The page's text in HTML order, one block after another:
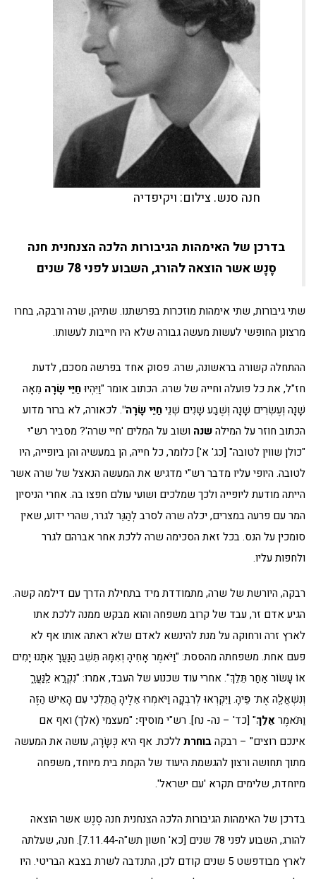
חנה סנש. צילום: ויקיפדיה
בדרכן של האימהות הגיבורות הלכה הצנחנית חנה
סֶנֶש אשר הוצאה להורג, השבוע לפני 78 שנים
שתי גיבורות, שתי אימהות מוזכרות בפרשתנו. שתיהן, שרה ורבקה, בחרו
מרצונן החופשי לעשות מעשה גבורה שלא היו חייבות לעשותו.
ההתחלה קשורה בראשונה, שרה. פסוק אחד בפרשה מסכם, לדעת
חז"ל, את כל פועלה וחייה של שרה. הכתוב אומר "וַיִּהְיוּחַיֵּי שָׂרָה מֵאָה
שָׁנָה וְעֶשְׂרִים שָׁנָה וְשֶׁבַע שָׁנִים שְׁנֵיחַיֵּי שָׂרָה". לכאורה, לא ברור מדוע
הכתוב חוזר על המילהשנה ושוב על המלים 'חיי שרה'? מסביר רש"י
"כולן שווין לטובה" [כג' א'] כלומר, כל חייה, הן במעשיה והן ביופייה, היו
לטובה. היופי עליו מדבר רש"י מדגיש את המעשה הנאצל של שרה אשר
הייתה מודעת ליופייה ולכך שמלכים ושועי עולם חפצו בה. אחרי הניסיון
המר עם פרעה במצרים, יכלה שרה לסרב לְהַגֵּר לגרר, שהרי ידוע, שאין
סומכין על הנס. בכל זאת הסכימה שרה ללכת אחר אברהם לגרר
ולחפות עליו.
רבקה, היורשת של שרה, מתמודדת מיד בתחילת הדרך עם דילמה קשה.
הגיע אדם זר, עבד של קרוב משפחה והוא מבקש ממנה ללכת אתו
לארץ זרה ורחוקה על מנת להינשא לאדם שלא ראתה אותו אף לא
פעם אחת. משפחתה מהססת: "וַיֹּאמֶר אָחִיהָ וְאִמָּהּ תֵּשֵׁב הַנַּעֲרָ אִתָּנוּ יָמִים
אוֹ עָשׂוֹר אַחַר תֵּלֵךְ". אחרי עוד שכנוע של העבד, אמרו: "נִקְרָ֣א לַֽנַּעֲרָ֑
וְנִשְׁאֲלָ֖ה אֶת־ פִּֽיהָ. וַיִּקְרְאוּ לְרִבְקָה וַיֹּאמְרוּ אֵלֶיהָ הֲתֵלְכִי עִם הָאִישׁ הַזֶּה
וַתֹּאמֶראֵלֵךְ" [כד' – נה- נח]. רש"י מוסיף: "מעצמי (אלך) ואף אם
אינכם רוצים" – רבקהבוחרתללכת. אף היא כְּשָׂרָה, עושה את המעשה
מתוך תחושה ורצון להגשמת היעוד של הקמת בית מיוחד, משפחה
מיוחדת, שלימים תקרא 'עם ישראל'.
בדרכן של האימהות הגיבורות הלכה הצנחנית חנה סֶנֶש אשר הוצאה
להורג, השבוע לפני 78 שנים [כא' חשון תש"ה-7.11.44]. חנה, שעלתה
לארץ מבודפשט 5 שנים קודם לכן, התנדבה לשרת בצבא הבריטי. היו